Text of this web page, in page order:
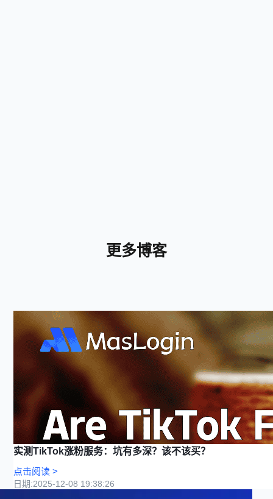
更多博客
实测TikTok涨粉服务：坑有多深？该不该买？
点击阅读 >
日期:2025-12-08 19:38:26